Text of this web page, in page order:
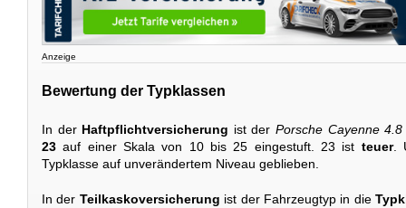
Anzeige
Bewertung der Typklassen
In der Haftpflichtversicherung ist der Porsche Cayenne 4.8
23 auf einer Skala von 10 bis 25 eingestuft. 23 ist teuer.
Typklasse auf unverändertem Niveau geblieben.
In der Teilkaskoversicherung ist der Fahrzeugtyp in die